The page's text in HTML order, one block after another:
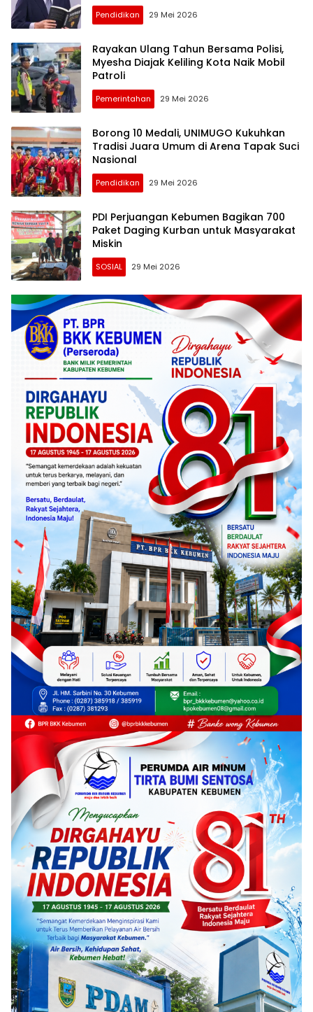
Pendidikan 29 Mei 2026
Rayakan Ulang Tahun Bersama Polisi,
Myesha Diajak Keliling Kota Naik Mobil
Patroli
Pemerintahan 29 Mei 2026
Borong 10 Medali, UNIMUGO Kukuhkan
Tradisi Juara Umum di Arena Tapak Suci
Nasional
Pendidikan 29 Mei 2026
PDI Perjuangan Kebumen Bagikan 700
Paket Daging Kurban untuk Masyarakat
Miskin
SOSIAL 29 Mei 2026